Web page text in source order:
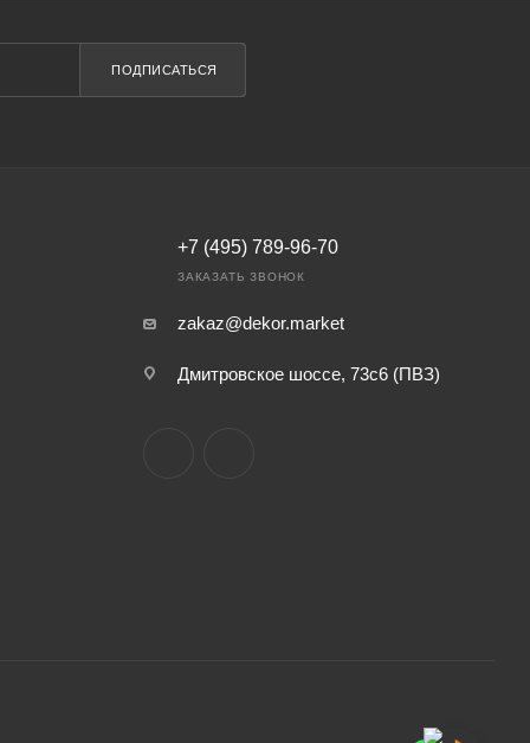
ПОДПИСАТЬСЯ
+7 (495) 789-96-70
ЗАКАЗАТЬ ЗВОНОК
zakaz@dekor.market
Дмитровское шоссе, 73с6 (ПВЗ)